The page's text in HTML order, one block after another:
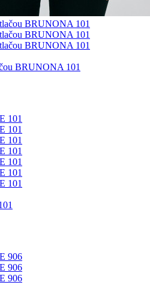
BRUNONA 101